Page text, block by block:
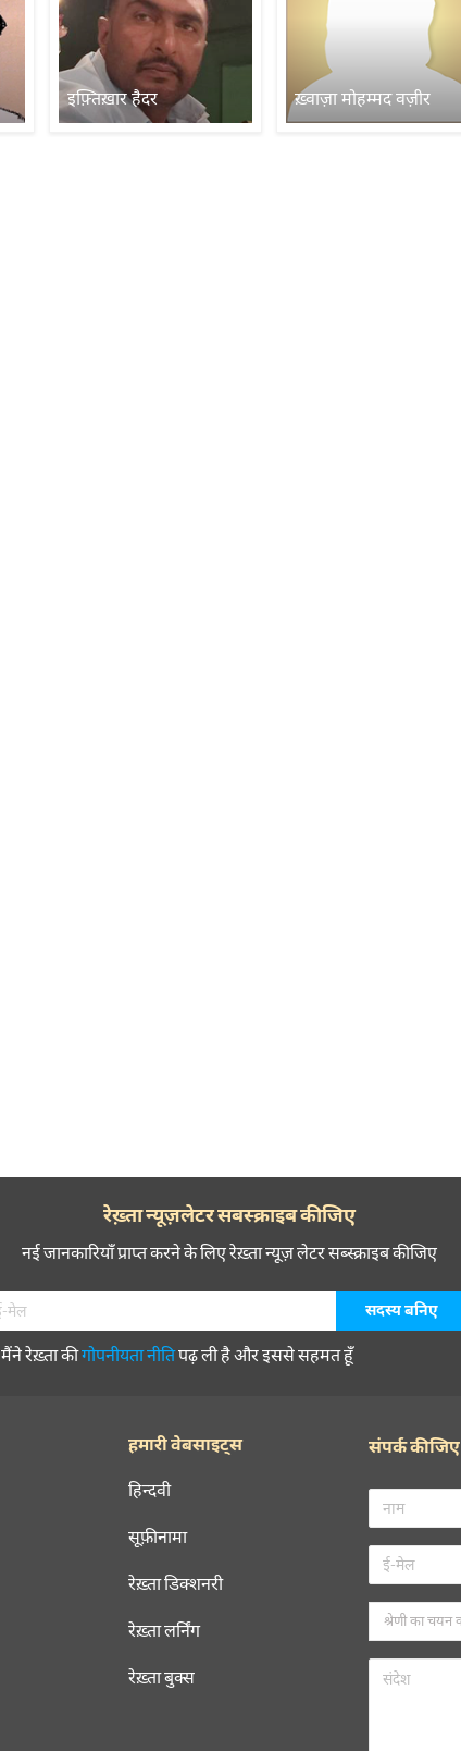
इफ़्तिख़ार हैदर ख़्वाज़ा मोहम्मद वज़ीर
रेख़्ता न्यूज़लेटर सबस्क्राइब कीजिए
नई जानकारियाँ प्राप्त करने के लिए रेख़्ता न्यूज़ लेटर सब्स्क्राइब कीजिए
मैंने रेख़्ता कीगोपनीयता नीतिपढ़ ली है और इससे सहमत हूँ
हमारी वेबसाइट्स
हिन्दवी
सूफ़ीनामा
रेख़्ता डिक्शनरी
रेख़्ता लर्निंग
रेख़्ता बुक्स
संपर्क कीजिए